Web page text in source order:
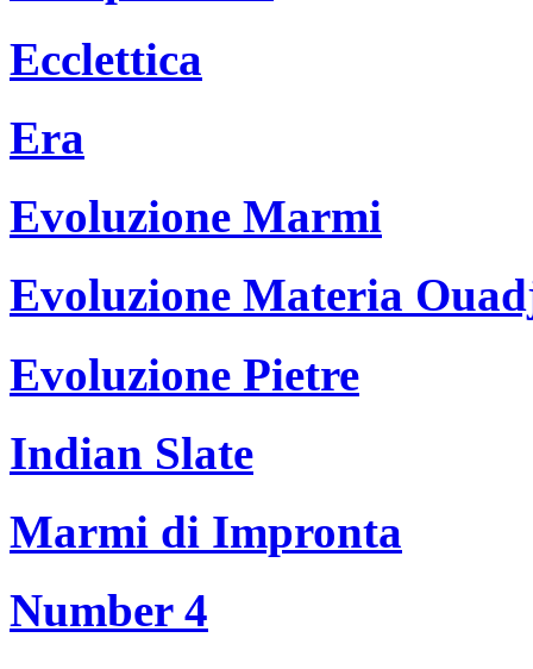
Ecclettica
Era
Evoluzione Marmi
Evoluzione Materia
Evoluzione Pietre
Indian Slate
Marmi di Impronta
Number 4